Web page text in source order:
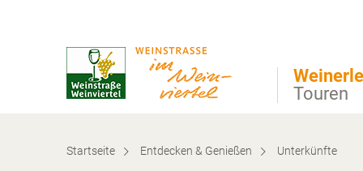
Touren
Startseite Entdecken & Genießen Unterkünfte